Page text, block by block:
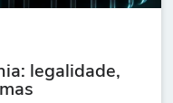
legalidade,